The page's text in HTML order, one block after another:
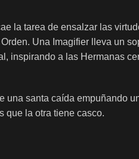
la tarea de ensalzar las
Una Imagifier lleva un
inspirando a las Hermanas
santa caída empuñando
que la otra tiene casco.